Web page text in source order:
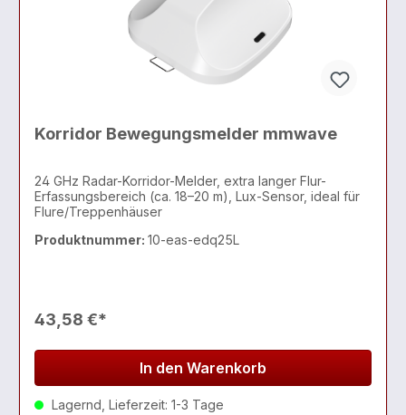
Korridor Bewegungsmelder mmwave
24 GHz Radar-Korridor-Melder, extra langer Flur-
Erfassungsbereich (ca. 18–20 m), Lux-Sensor, ideal für
Flure/Treppenhäuser
Produktnummer: 10-eas-edq25L
43,58 €*
In den Warenkorb
Lagernd, Lieferzeit: 1-3 Tage